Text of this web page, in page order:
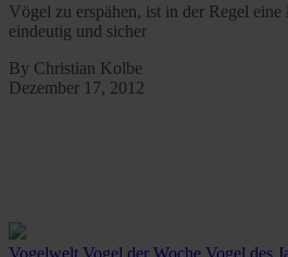
Vögel zu erspähen, ist in der Regel
eindeutig und sicher
By Christian Kolbe
Dezember 17, 2012
Vogelwelt Vogel der Woche Vogel des